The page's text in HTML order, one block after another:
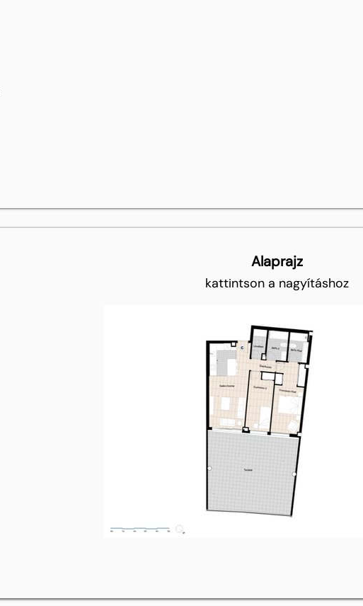
Alaprajz
kattintson a nagyításhoz